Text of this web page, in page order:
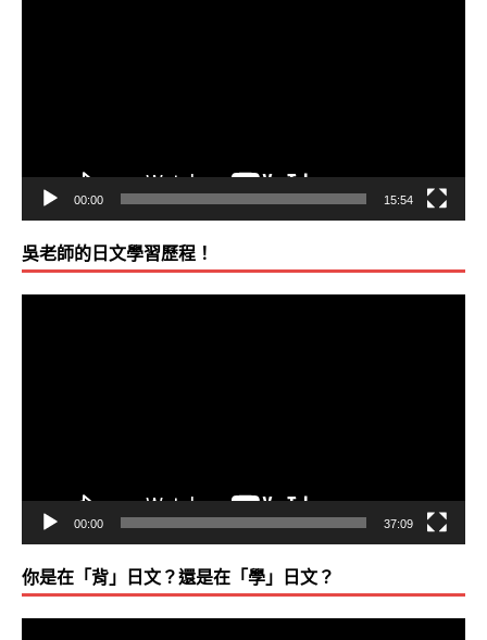
00:00 15:54
吳老師的日文學習歷程！
00:00 37:09
你是在「背」日文？還是在「學」日文？